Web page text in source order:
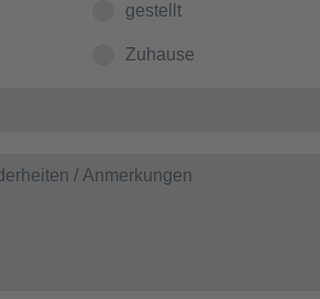
gestellt
Zuhause